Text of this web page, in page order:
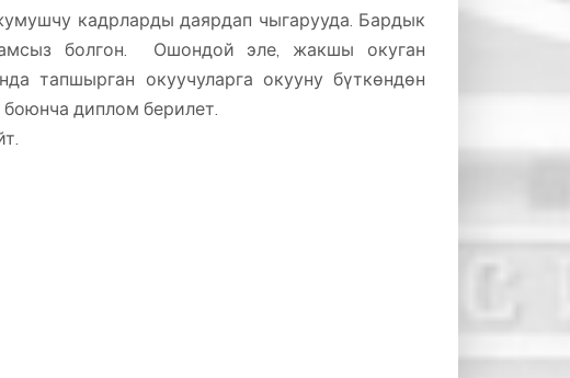
кадрларды даярдап чыгарууда. Бардык
болгон. Ошондой эле, жакшы окуган
тапшырган окуучуларга окууну бүткөндөн
диплом берилет.